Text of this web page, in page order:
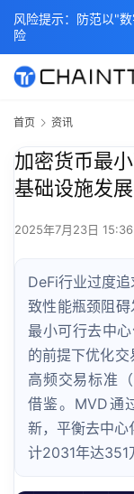
首页 资讯
加密货币最
基础设施发
2025年7月23日 15:36
DeFi行业过度
致性能瓶颈阻
最小可行去中
的前提下优化
高频交易标准
借鉴。MVD通
新，平衡去中心
计2031年达351
风险提示：防范以"
险